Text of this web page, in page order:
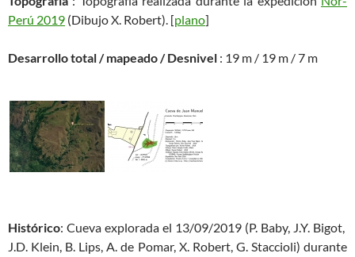
Perú 2019 (Dibujo X. Robert). [plano]
Desarrollo total / mapeado / Desnivel : 19 m / 19 m / 7 m
Histórico: Cueva explorada el 13/09/2019 (P. Baby, J.Y. Bigot,
J.D. Klein, B. Lips, A. de Pomar, X. Robert, G. Staccioli) durante